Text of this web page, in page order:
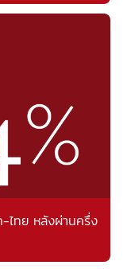
-ไทย หลังผ่านครึ่ง